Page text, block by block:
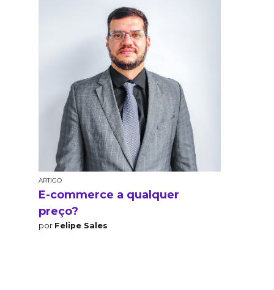
ARTIGO
E-commerce a qualquer
preço?
por Felipe Sales